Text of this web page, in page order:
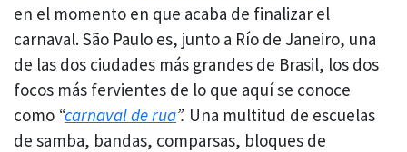
en el momento en que acaba de finalizar el
carnaval. São Paulo es, junto a Río de Janeiro, una
de las dos ciudades más grandes de Brasil, los dos
focos más fervientes de lo que aquí se conoce
como “carnaval de rua”. Una multitud de escuelas
de samba, bandas, comparsas, bloques de